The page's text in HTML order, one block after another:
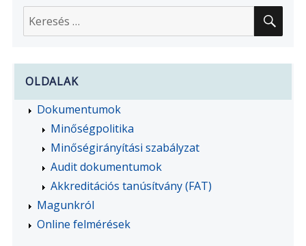
Keresés
a
OLDALAK
Dokumentumok
Minőségpolitika
Minőségirányítási szabályzat
Audit dokumentumok
Akkreditációs tanúsítvány (FAT)
Magunkról
Online felmérések